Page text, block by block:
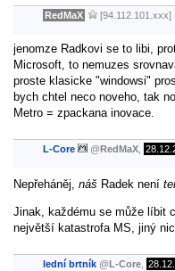
RedMaX [94.112.101.xxx]
jenomze Radkovi se to libi,
Microsoft, to nemuzes
proste klasicke "windowsi"
bych chtel neco noveho, tak
Metro = zpackana inovace.
L-Core @RedMaX
Nepřeháněj, náš Radek není
Jinak, každému se může líbit
největší katastrofa MS, jiný
lední brtník @L-Core